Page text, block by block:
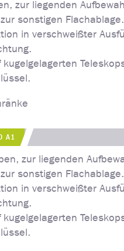
zur liegenden
sonstigen Flachablage.
in verschweißter
A1
zur liegenden
sonstigen Flachablage.
in verschweißter